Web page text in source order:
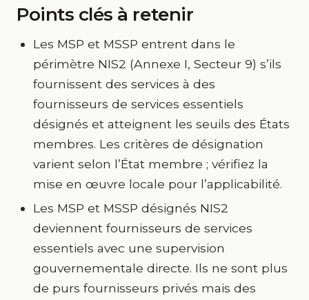
Points clés à retenir
Les MSP et MSSP entrent dans le
périmètre NIS2 (Annexe I, Secteur 9) s’ils
fournissent des services à des
fournisseurs de services essentiels
désignés et atteignent les seuils des États
membres. Les critères de désignation
varient selon l’État membre ; vérifiez la
mise en œuvre locale pour l’applicabilité.
Les MSP et MSSP désignés NIS2
deviennent fournisseurs de services
essentiels avec une supervision
gouvernementale directe. Ils ne sont plus
de purs fournisseurs privés mais des